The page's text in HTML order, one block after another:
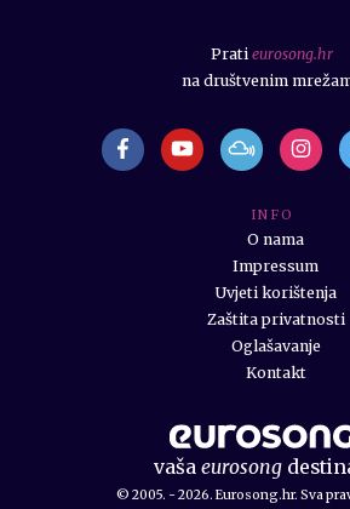
vaša eurosong
© 2005. - 2026. Eurosong.hr. Sva
I N F O
O nama
Impressum
Uvjeti korištenja
Zaštita privatnosti
Oglašavanje
Kontakt
Prati eurosong.hr
na društvenim